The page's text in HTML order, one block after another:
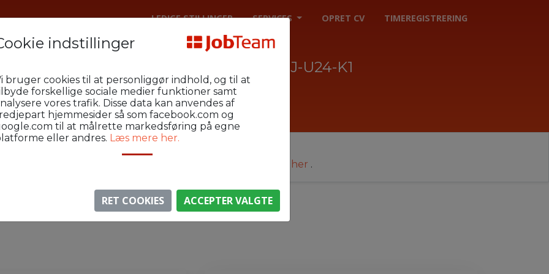
LEDIGE STILLINGER SERVICES OPRET CV TIMEREGISTRERING
MUJ-U24-K1
efterisolering af containere
er ikke længere aktiv, men du kan
se lignende annoncer her .
indstillinger
bruger cookies til at personliggør indhold, og til at
forskellige sociale medier funktioner samt
vores trafik. Disse data kan anvendes af
hjemmesider så som facebook.com og
til at målrette markedsføring på egne
eller andres. Læs mere her.
RET COOKIES ACCEPTER VALGTE